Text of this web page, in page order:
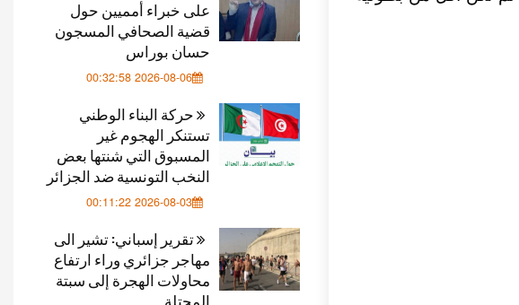
على خبراء أمميين حول
قضية الصحافي المسجون
حسان بوراس
2026-08-06 00:32:58
حركة البناء الوطني
تستنكر الهجوم غير
المسبوق التي شنتها بعض
النخب التونسية ضد الجزائر
2026-08-03 00:11:22
تقرير إسباني: تشير الى
مهاجر جزائري وراء ارتفاع
محاولات الهجرة إلى سبتة
المحتلة